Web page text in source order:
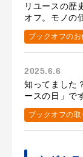
リユースの歴
オフ。モノの
仕事とは？
ブックオフのお
2025.6.6
知ってました
ースの日」で
ブックオフの取